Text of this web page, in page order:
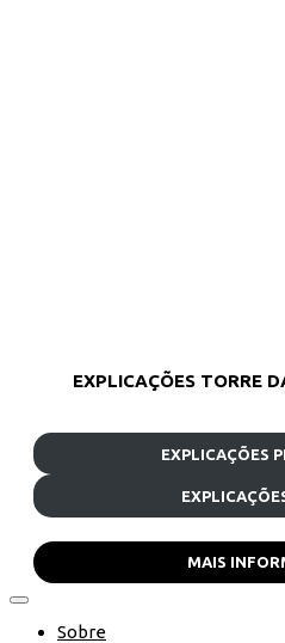
EXPLICAÇÕES TORRE
EXPLICAÇÕES
MAIS
Sobre